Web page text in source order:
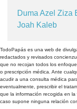
Duma Azel Ziza
Joah Kaleb
TodoPapás es una web de
redactados y revisados
que no recojan todos los
o prescripción médica. Ante
acudir a una consulta médica
eventualmente, prescribir el
que la información recogida en
caso supone ninguna relación